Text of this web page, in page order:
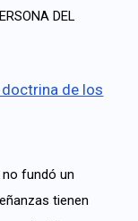
DEL
doctrina de los
no fundó un
tienen